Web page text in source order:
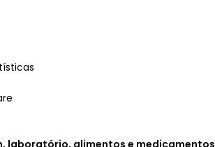
laboratório, alimentos e medicamentos